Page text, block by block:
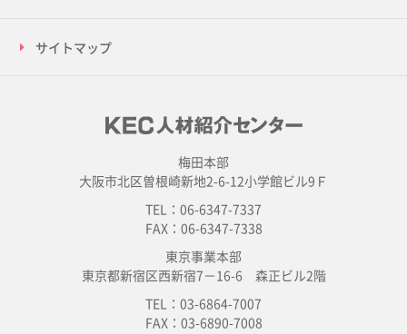
サイトマップ
梅田本部
大阪市北区曽根崎新地2-6-12小学館ビル9Ｆ
TEL：06-6347-7337
FAX：06-6347-7338
東京事業本部
東京都新宿区西新宿7－16-6 森正ビル2階
TEL：03-6864-7007
FAX：03-6890-7008